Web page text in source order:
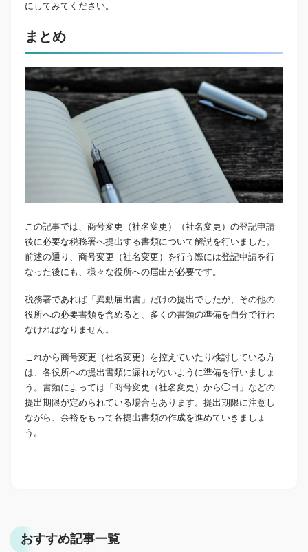
にしてみてください。
まとめ
この記事では、商号変更（社名変更）（社名変更）の登記申請
後に必要な税務署へ提出する書類について解説を行いました。
前述の通り、商号変更（社名変更）を行う際には登記申請を行
なった後にも、様々な役所への届出が必要です。
税務署であれば「異動届出書」だけの提出でしたが、その他の
役所への必要書類を含めると、多くの書類の準備を自分で行わ
なければなりません。
これから商号変更（社名変更）を控えていたり検討している方
は、各役所への提出書類に漏れがないように準備を行いましょ
う。書類によっては「商号変更（社名変更）から◯日」などの
提出期限が定められている場合もあります。提出期限に注意し
ながら、余裕をもって各提出書類の作成を進めていきましょ
う。
おすすめ記事一覧